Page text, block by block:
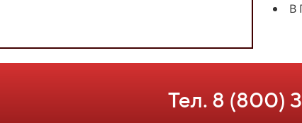
В
Тел. 8 (800)